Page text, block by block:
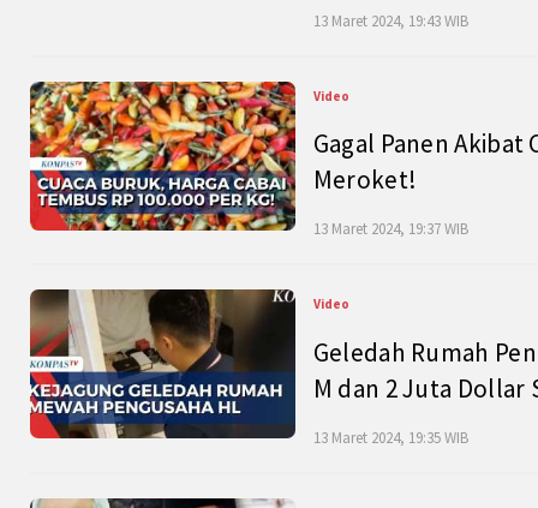
13 Maret 2024, 19:43 WIB
Video
Gagal Panen Akibat
Meroket!
13 Maret 2024, 19:37 WIB
Video
Geledah Rumah
M dan 2 Juta Dollar
13 Maret 2024, 19:35 WIB